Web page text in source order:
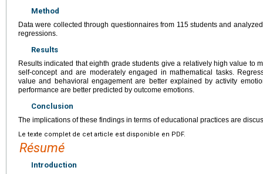
Method
Data were collected through questionnaires from 115 students and
regressions.
Results
Results indicated that eighth grade students give a relatively high value to
self-concept and are moderately engaged in mathematical tasks.
value and behavioral engagement are better explained by activity
performance are better predicted by outcome emotions.
Conclusion
The implications of these findings in terms of educational practices are
Le texte complet de cet article est disponible en PDF.
Résumé
Introduction